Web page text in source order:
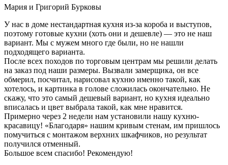
Мария и Григорий Бурковы
У нас в доме нестандартная кухня из-за короба и выступов,
поэтому готовые кухни (хоть они и дешевле) — это не наш
вариант. Мы с мужем много где были, но не нашли
подходящего варианта.
После всех походов по торговым центрам мы решили делать
на заказ под наши размеры. Вызвали замерщика, он все
обмерил, посчитал, нарисовал кухню именно такой, как
хотелось, и картинка в голове сложилась окончательно. Не
скажу, что это самый дешевый вариант, но кухня идеально
вписалась и цвет выбрала такой, как мне нравится.
Примерно через 2 недели нам установили нашу кухню-
красавицу! «Благодаря» нашим кривым стенам, им пришлось
помучиться с монтажом верхних шкафчиков, но результат
получился отменный.
Большое всем спасибо! Рекомендую!